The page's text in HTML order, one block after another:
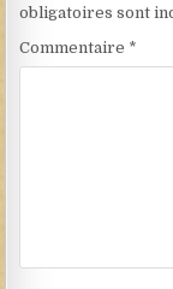
obligatoires sont
Commentaire *